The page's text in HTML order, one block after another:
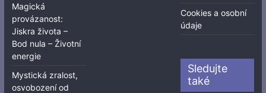
Magická
provázanost:
Jiskra života –
Bod nula – Životní
energie
Mystická zralost,
osvobození od
Cookies a osobní
údaje
Sledujte
také